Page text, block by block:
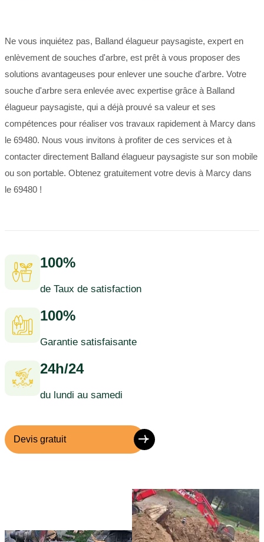
Ne vous inquiétez pas, Balland élagueur paysagiste, expert en
enlèvement de souches d'arbre, est prêt à vous proposer des
solutions avantageuses pour enlever une souche d'arbre. Votre
souche d'arbre sera enlevée avec expertise grâce à Balland
élagueur paysagiste, qui a déjà prouvé sa valeur et ses
compétences pour réaliser vos travaux rapidement à Marcy dans
le 69480. Nous vous invitons à profiter de ces services et à
contacter directement Balland élagueur paysagiste sur son mobile
ou son portable. Obtenez gratuitement votre devis à Marcy dans
le 69480 !
100%
de Taux de satisfaction
100%
Garantie satisfaisante
24h/24
du lundi au samedi
Devis gratuit